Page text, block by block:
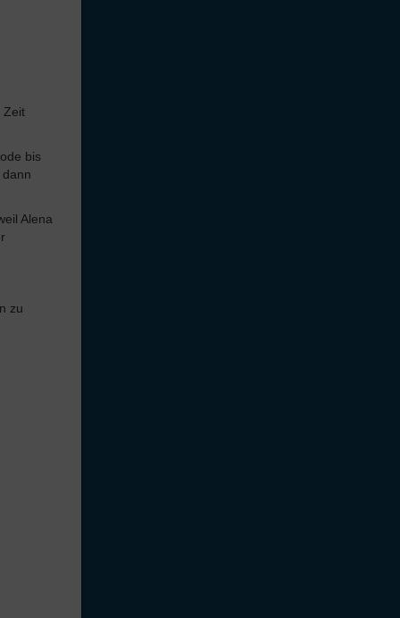
Zeit
bis
Alena
zu